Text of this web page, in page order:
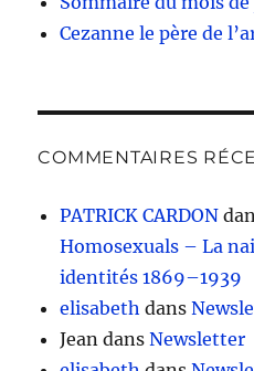
Cezanne le père de
COMMENTAIRES
PATRICK CARDON
Homosexuals – La
identités 1869–1939
elisabeth dans
Jean dansNewsletter